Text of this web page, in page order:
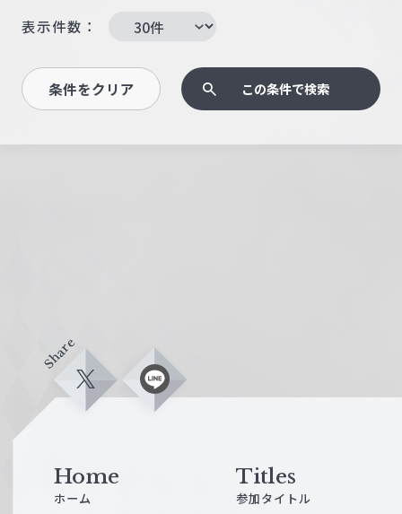
表示件数：
条件をクリア この条件で検索
Share
X L
Home
ホーム
Titles
参加タイトル